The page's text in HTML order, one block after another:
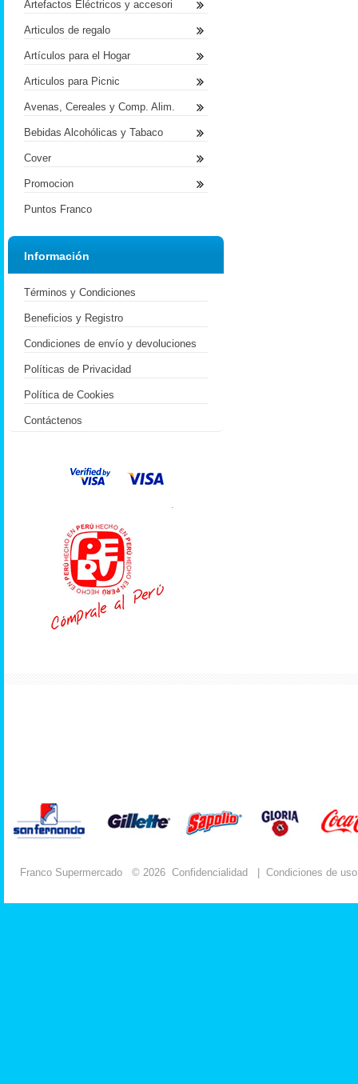
Artefactos Eléctricos y accesori
Articulos de regalo
Artículos para el Hogar
Articulos para Picnic
Avenas, Cereales y Comp. Alim.
Bebidas Alcohólicas y Tabaco
Cover
Promocion
Puntos Franco
Información
Términos y Condiciones
Beneficios y Registro
Condiciones de envío y devoluciones
Políticas de Privacidad
Política de Cookies
Contáctenos
.
Franco Supermercado © 2026 Confidencialidad Condiciones de uso